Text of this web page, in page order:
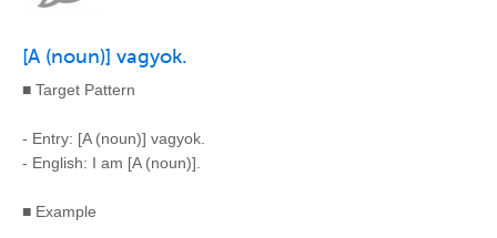
[A (noun)] vagyok.
■ Target Pattern
- Entry: [A (noun)] vagyok.
- English: I am [A (noun)].
■ Example